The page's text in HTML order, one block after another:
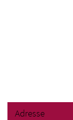
Adresse